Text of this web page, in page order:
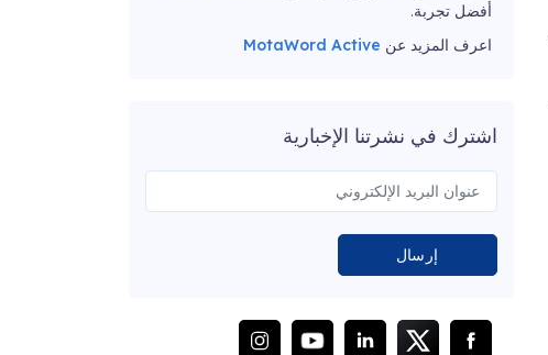
أفضل تجربة.
اعرف المزيد عن MotaWord Active
اشترك في نشرتنا الإخبارية
إرسال